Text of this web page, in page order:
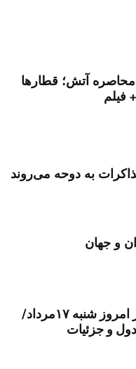
محاصره آتش؛ قطارها
فیلم
به دوحه می‌روند
و جهان
قیمت طلای ۱۸عیار امروز شنبه ۱۷مرداد/
و جزئیات